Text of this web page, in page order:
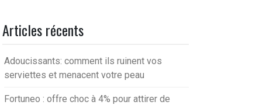
Articles récents
Adoucissants: comment ils ruinent vos
serviettes et menacent votre peau
Fortuneo : offre choc à 4% pour attirer de